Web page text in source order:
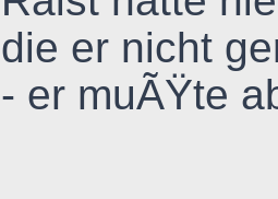
die er nicht
- er muÃŸte